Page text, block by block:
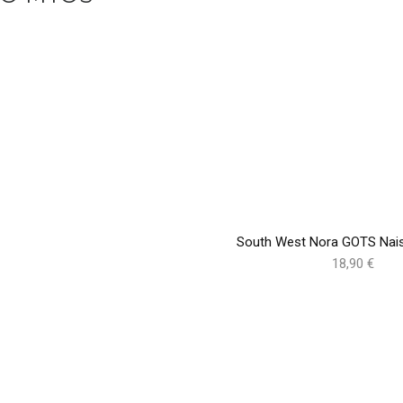
South West Nora GOTS
18,90 €